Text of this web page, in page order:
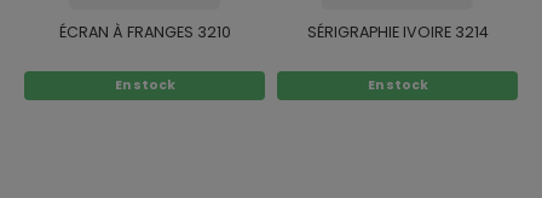
ÉCRAN À FRANGES 3210
En stock
SÉRIGRAPHIE IVOIRE 3214
En stock